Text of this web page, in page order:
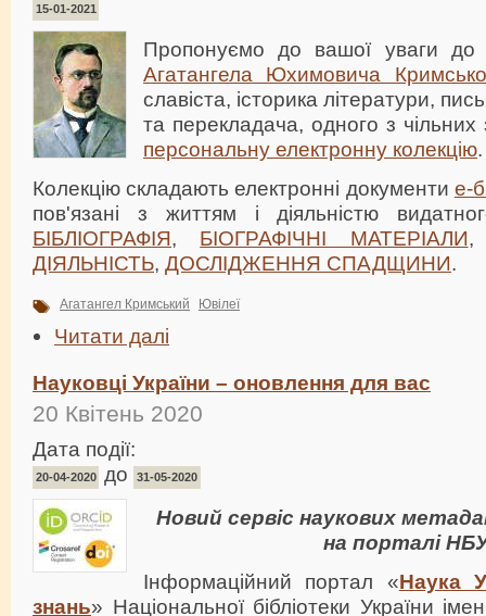
15-01-2021
Пропонуємо до вашої уваги до
Агатангела Юхимовича
славіста, історика літератури,
та перекладача, одного з
персональну електронну колекцію.
Колекцію складають електронні документи е-
пов'язані з життям і діяльністю
БІБЛІОГРАФІЯ, БІОГРАФІЧНІ МАТЕРІАЛИ
ДІЯЛЬНІСТЬ, ДОСЛІДЖЕННЯ СПАДЩИНИ.
Агатангел Кримський Ювілеї
Читати далі
Науковці України – оновлення для вас
20 Квітень 2020
Дата події:
20-04-2020 до 31-05-2020
Новий сервіс наукових
на порталі
Інформаційний портал «Наука
знань» Національної бібліотеки України